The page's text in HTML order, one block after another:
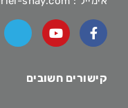
קישורים חשובים